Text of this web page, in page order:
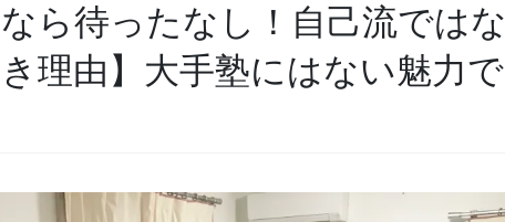
なら待ったなし！自己流ではな
理由】大手塾にはない魅力で